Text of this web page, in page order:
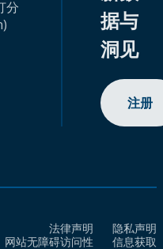
分
据与
洞见
注册
法律声明
隐私声明
网站无障碍访问性
信息获取